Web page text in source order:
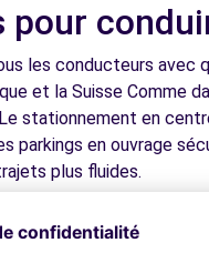
les conducteurs
et la Suisse
stationnement en
parkings en ouvrage
plus fluides.
devient simple,
découvrir Verdun et